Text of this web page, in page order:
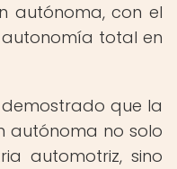
autónoma, con el
total en
que la
autónoma no solo
automotriz, sino